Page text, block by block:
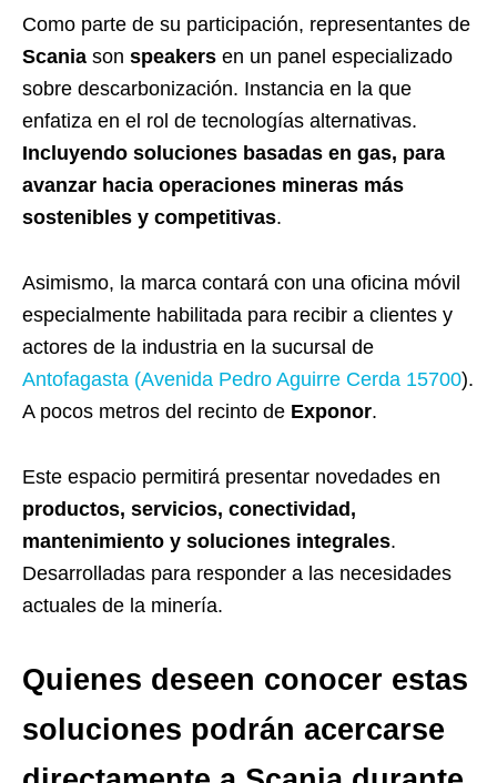
Como parte de su participación, representantes de
Scania son speakers en un panel especializado
sobre descarbonización. Instancia en la que
enfatiza en el rol de tecnologías alternativas.
Incluyendo soluciones basadas en gas, para
avanzar hacia operaciones mineras más
sostenibles y competitivas.
Asimismo, la marca contará con una oficina móvil
especialmente habilitada para recibir a clientes y
actores de la industria en la sucursal de
Antofagasta (Avenida Pedro Aguirre Cerda 15700).
A pocos metros del recinto de Exponor.
Este espacio permitirá presentar novedades en
productos, servicios, conectividad,
mantenimiento y soluciones integrales.
Desarrolladas para responder a las necesidades
actuales de la minería.
Quienes deseen conocer estas
soluciones podrán acercarse